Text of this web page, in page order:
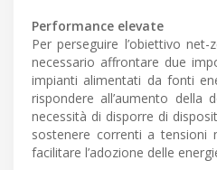
Performance elevate
Per perseguire l’obiettivo
necessario affrontare due
impianti alimentati da fonti
rispondere all’aumento della
necessità di disporre di
sostenere correnti a tensioni
facilitare l’adozione delle